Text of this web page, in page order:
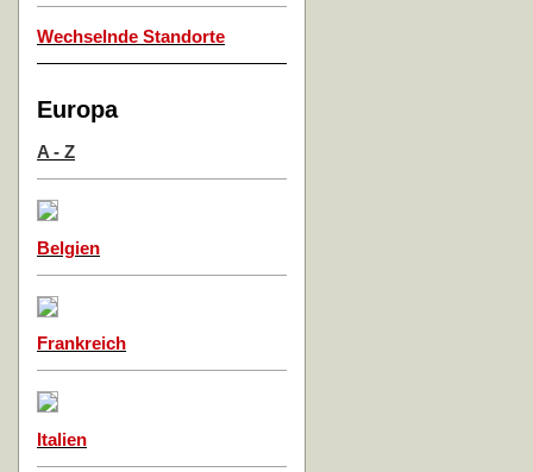
Wechselnde Standorte
Europa
A - Z
Belgien
Frankreich
Italien